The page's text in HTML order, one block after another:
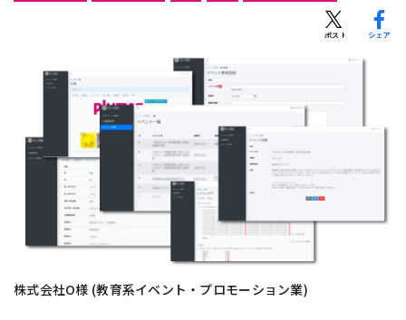
株式会社O様 (教育系イベント・プロモーション業)